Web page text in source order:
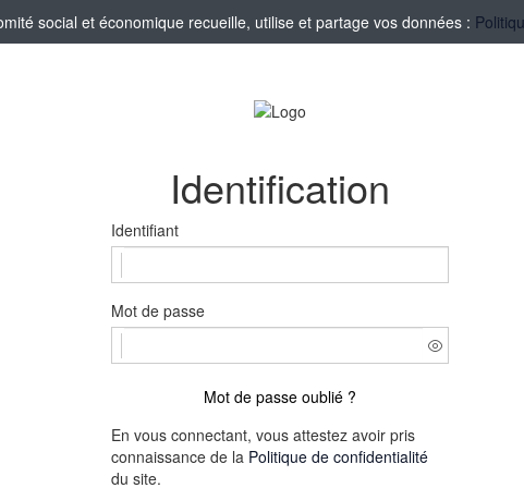
social et économique recueille, utilise et partage vos données :
Identification
Identifiant
Mot de passe
Mot de passe oublié ?
En vous connectant, vous attestez avoir pris
connaissance de la Politique de confidentialité
du site.